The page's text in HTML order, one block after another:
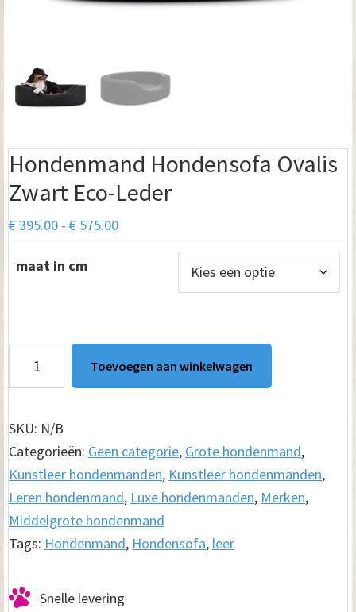
Hondenmand Hondensofa Ovalis
Zwart Eco-Leder
€395.00 - € 575.00Prijsklasse:
maat in cm
Hondensofa
Zwart
Eco-
Leder
aantal
Toevoegen aan winkelwagen
SKU: N/B
Categorieën: Geen categorie, Grote hondenmand,
Kunstleer hondenmanden, Kunstleer hondenmanden,
Leren hondenmand, Luxe hondenmanden, Merken,
Middelgrote hondenmand
Tags: Hondenmand, Hondensofa, leer
Snelle levering